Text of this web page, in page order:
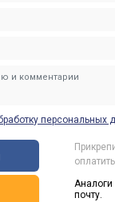
персональных
Аналоги
почту.